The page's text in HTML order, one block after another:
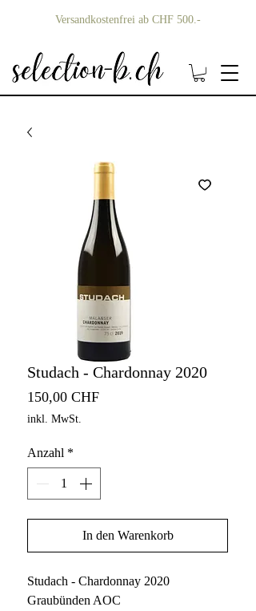
Versandkostenfrei ab CHF 500.-
Studach - Chardonnay 2020
150,00 CHFPreis
inkl. MwSt.
Anzahl *
In den Warenkorb
Studach - Chardonnay 2020
Graubünden AOC